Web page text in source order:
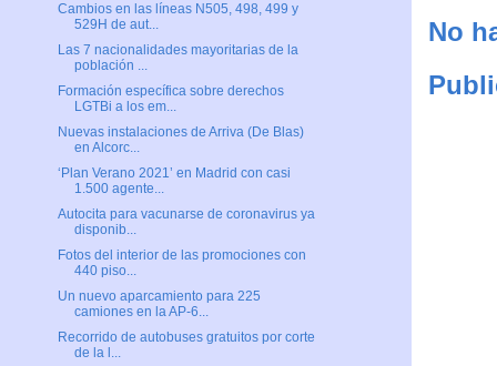
No
Cambios en las líneas N505, 498, 499 y
529H de aut...
Las 7 nacionalidades mayoritarias de la
población ...
Formación específica sobre derechos
LGTBi a los em...
Nuevas instalaciones de Arriva (De Blas)
en Alcorc...
‘Plan Verano 2021’ en Madrid con casi
1.500 agente...
Autocita para vacunarse de coronavirus ya
disponib...
Fotos del interior de las promociones con
440 piso...
Un nuevo aparcamiento para 225
camiones en la AP-6...
Recorrido de autobuses gratuitos por corte
de la l...